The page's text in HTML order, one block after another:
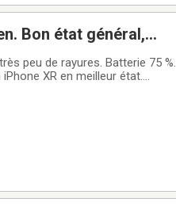
Bon état général,
l’écran
peu de rayures. Batterie 75 %.
XR en meilleur état.